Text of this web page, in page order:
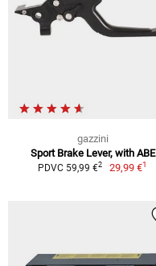
gazzini
Sport Brake Lever, with ABE
PDVC 59,99 €2 29,99 €1